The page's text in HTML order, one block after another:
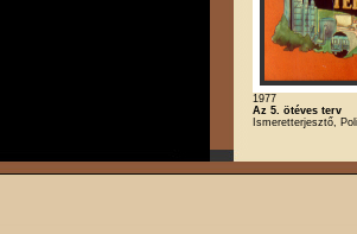
1977
Az 5. ötéves terv
Ismeretterjesztő,